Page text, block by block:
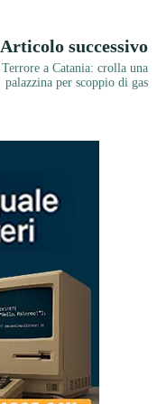
Articolo successivo
Terrore a Catania: crolla una
palazzina per scoppio di gas